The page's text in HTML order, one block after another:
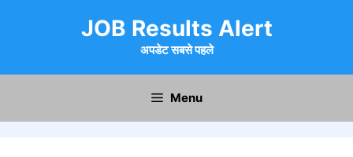
JOB Results Alert
अपडेट सबसे पहले
Menu